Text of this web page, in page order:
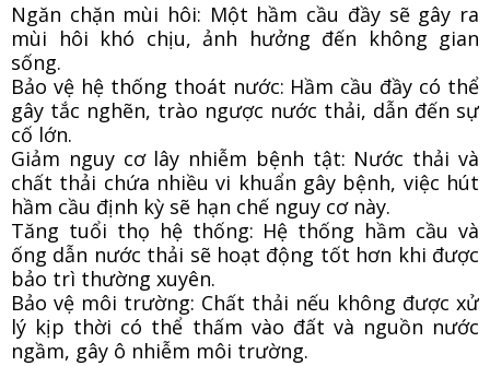
Ngăn chặn mùi hôi: Một hầm cầu đầy sẽ gây ra
mùi hôi khó chịu, ảnh hưởng đến không gian
sống.
Bảo vệ hệ thống thoát nước: Hầm cầu đầy có thể
gây tắc nghẽn, trào ngược nước thải, dẫn đến sự
cố lớn.
Giảm nguy cơ lây nhiễm bệnh tật: Nước thải và
chất thải chứa nhiều vi khuẩn gây bệnh, việc hút
hầm cầu định kỳ sẽ hạn chế nguy cơ này.
Tăng tuổi thọ hệ thống: Hệ thống hầm cầu và
ống dẫn nước thải sẽ hoạt động tốt hơn khi được
bảo trì thường xuyên.
Bảo vệ môi trường: Chất thải nếu không được xử
lý kịp thời có thể thấm vào đất và nguồn nước
ngầm, gây ô nhiễm môi trường.